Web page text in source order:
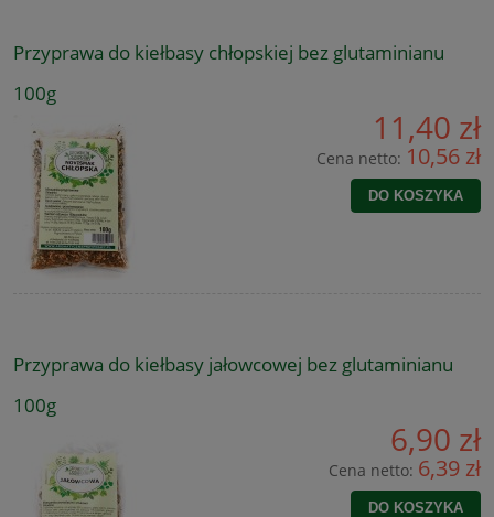
Przyprawa do kiełbasy chłopskiej bez glutaminianu
100g
11,40 zł
Cena netto: 10,56 zł
DO KOSZYKA
Przyprawa do kiełbasy jałowcowej bez glutaminianu
100g
6,90 zł
Cena netto: 6,39 zł
DO KOSZYKA